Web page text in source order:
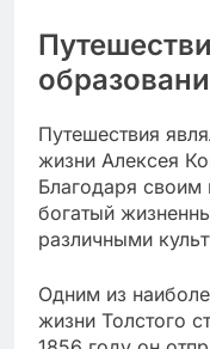
Путешествия
жизни Алексея
Благодаря своим
богатый
различными
Одним из
жизни Толстого